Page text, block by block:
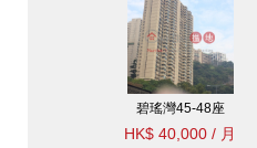
碧瑤灣45-48座
HK$ 40,000 / 月